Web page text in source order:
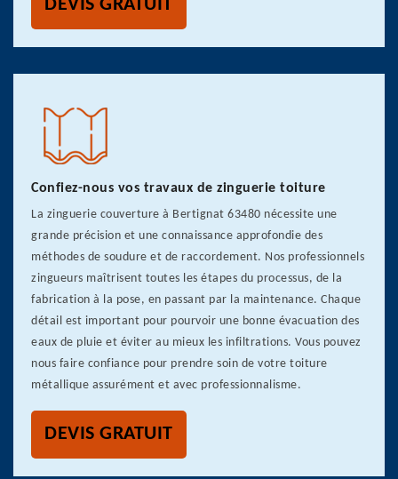
DEVIS GRATUIT
Confiez-nous vos travaux de zinguerie toiture
La zinguerie couverture à Bertignat 63480 nécessite une
grande précision et une connaissance approfondie des
méthodes de soudure et de raccordement. Nos professionnels
zingueurs maîtrisent toutes les étapes du processus, de la
fabrication à la pose, en passant par la maintenance. Chaque
détail est important pour pourvoir une bonne évacuation des
eaux de pluie et éviter au mieux les infiltrations. Vous pouvez
nous faire confiance pour prendre soin de votre toiture
métallique assurément et avec professionnalisme.
DEVIS GRATUIT